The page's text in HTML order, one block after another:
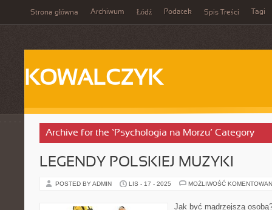
Strona główna Archiwum Łódź Podatek Spis Treści Tagi
KOWALCZYK
Archive for the ‘Psychologia na Morzu’ Category
LEGENDY POLSKIEJ MUZYKI
POSTED BY ADMIN LIS - 17 - 2025 MOŻLIWOŚĆ
Jak być mądrzejszą